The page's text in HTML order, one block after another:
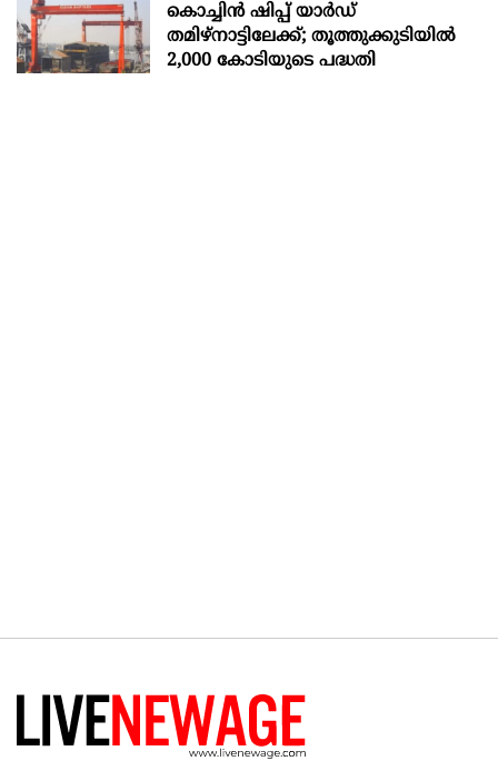
കൊച്ചിന്‍ ഷിപ്പ് യാർഡ്
തമിഴ്നാട്ടിലേക്ക്; തൂത്തുക്കുടിയിൽ
2,000 കോടിയുടെ പദ്ധതി